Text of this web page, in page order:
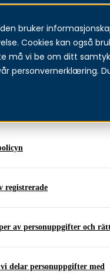
bruker
Cookies kan også
må vi be om ditt
personvernerklæring.
registrerade
av personuppgifter och
delar personuppgifter med